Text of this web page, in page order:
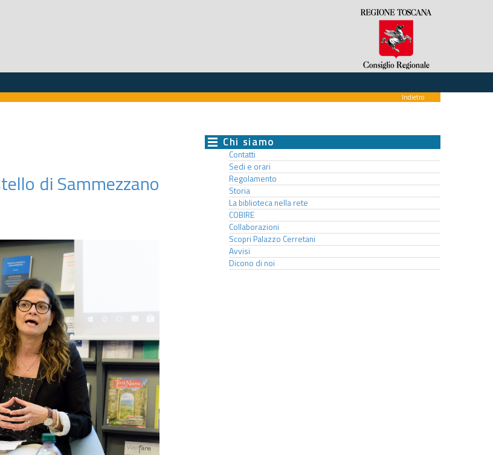
Indietro
di Sammezzano
Chi siamo
Contatti
Sedi e orari
Regolamento
Storia
La biblioteca nella rete
COBIRE
Collaborazioni
Scopri Palazzo Cerretani
Avvisi
Dicono di noi